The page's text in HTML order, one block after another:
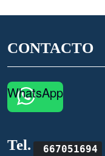
CONTACTO
WhatsApp
Tel. 667051694